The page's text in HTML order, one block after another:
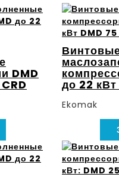
DMD
до 22 кВт
Ekomak